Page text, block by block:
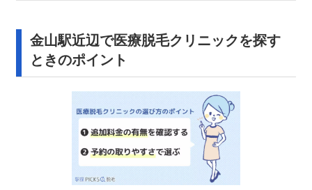
金山駅近辺で医療脱毛クリニックを探す
ときのポイント